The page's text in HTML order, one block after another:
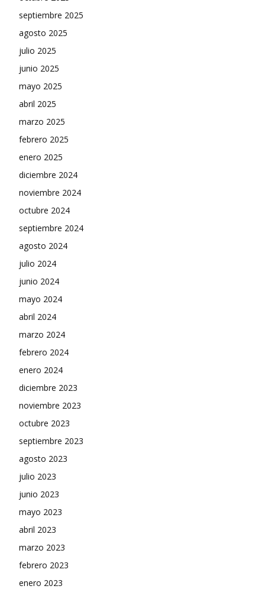
septiembre 2025
agosto 2025
julio 2025
junio 2025
mayo 2025
abril 2025
marzo 2025
febrero 2025
enero 2025
diciembre 2024
noviembre 2024
octubre 2024
septiembre 2024
agosto 2024
julio 2024
junio 2024
mayo 2024
abril 2024
marzo 2024
febrero 2024
enero 2024
diciembre 2023
noviembre 2023
octubre 2023
septiembre 2023
agosto 2023
julio 2023
junio 2023
mayo 2023
abril 2023
marzo 2023
febrero 2023
enero 2023